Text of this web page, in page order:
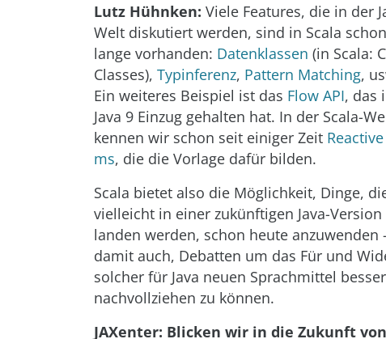
Lutz Hühnken: Viele Features, die in der
Welt diskutiert werden, sind in Scala schon
lange vorhanden: Datenklassen (in Scala:
Classes), Typinferenz, Pattern Matching,
Ein weiteres Beispiel ist das Flow API, das
Java 9 Einzug gehalten hat. In der Scala-
kennen wir schon seit einiger Zeit
ms, die die Vorlage dafür bilden.
Scala bietet also die Möglichkeit, Dinge,
vielleicht in einer zukünftigen Java-Version
landen werden, schon heute anzuwenden
damit auch, Debatten um das Für und
solcher für Java neuen Sprachmittel besser
nachvollziehen zu können.
JAXenter: Blicken wir in die Zukunft